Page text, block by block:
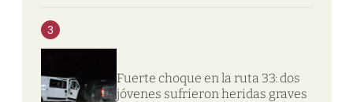
3
Fuerte choque en la ruta 33: dos
jóvenes sufrieron heridas graves